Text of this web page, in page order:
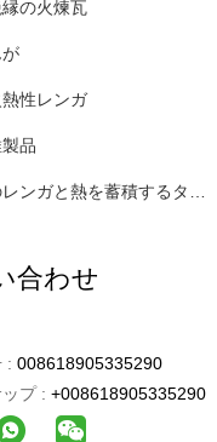
の火煉瓦
性レンガ
品
合わせ
: 008618905335290
プ : +008618905335290